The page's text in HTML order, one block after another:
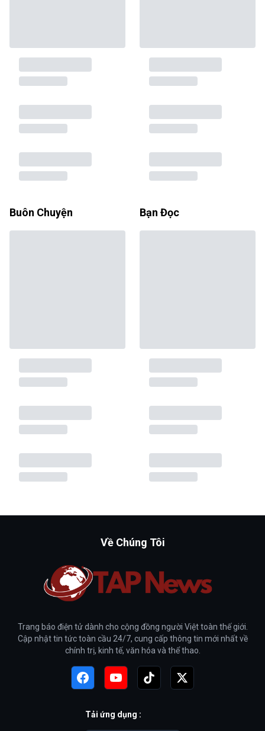
Buôn Chuyện Bạn Đọc
Về Chúng Tôi
Trang báo điện tử dành cho cộng đồng người Việt toàn thế giới.
Cập nhật tin tức toàn cầu 24/7, cung cấp thông tin mới nhất về
chính trị, kinh tế, văn hóa và thể thao.
Tải ứng dụng :